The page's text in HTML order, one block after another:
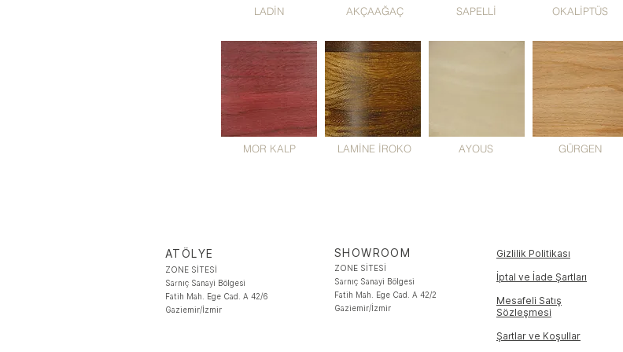
LADİN
MOR KALP
AKÇAAĞAÇ
LAMİNE İROKO
SAPELLİ
AYOUS
OKALİPTÜS
GÜRGEN
ATÖLYE
ZONE SİTESİ
Sarnıç Sanayi Bölgesi
Fatih Mah. Ege Cad. A 42/6
Gaziemir/İzmir
SHOWROOM
ZONE SİTESİ
Sarnıç Sanayi Bölgesi
Fatih Mah. Ege Cad. A 42/2
Gaziemir/İzmir
Gizlilik Politikası
İptal ve İade Şartları
Mesafeli Satış
Sözleşmesi
Şartlar ve Koşullar